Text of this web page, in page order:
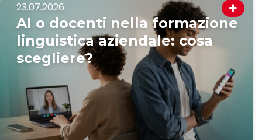
23.07.2026
AI o docenti nella formazione
linguistica aziendale: cosa
scegliere?